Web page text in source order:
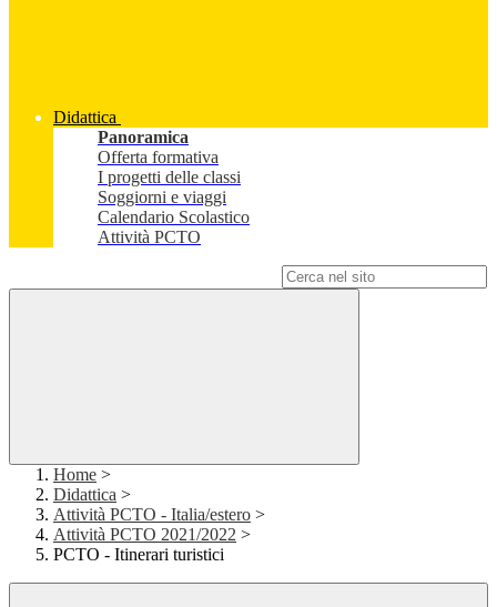
Didattica
Panoramica
Offerta formativa
I progetti delle classi
Soggiorni e viaggi
Calendario Scolastico
Attività PCTO
Home >
Didattica >
Attività PCTO - Italia/estero >
Attività PCTO 2021/2022 >
PCTO - Itinerari turistici